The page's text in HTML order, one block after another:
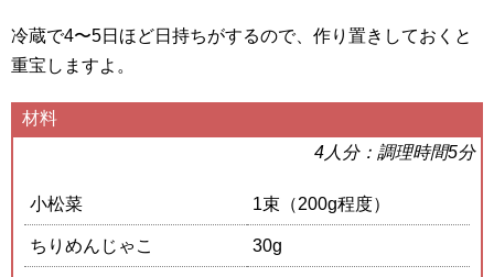
冷蔵で4〜5日ほど日持ちがするので、作り置きしておくと
重宝しますよ。
材料
4人分：調理時間5分
小松菜 1束（200g程度）
ちりめんじゃこ 30g